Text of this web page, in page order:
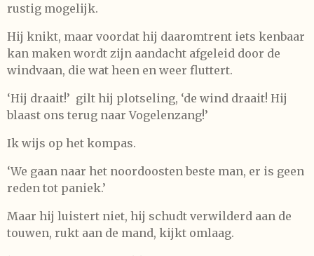
rustig mogelijk.
Hij knikt, maar voordat hij daaromtrent iets kenbaar
kan maken wordt zijn aandacht afgeleid door de
windvaan, die wat heen en weer fluttert.
‘Hij draait!’ gilt hij plotseling, ‘de wind draait! Hij
blaast ons terug naar Vogelenzang!’
Ik wijs op het kompas.
‘We gaan naar het noordoosten beste man, er is geen
reden tot paniek.’
Maar hij luistert niet, hij schudt verwilderd aan de
touwen, rukt aan de mand, kijkt omlaag.